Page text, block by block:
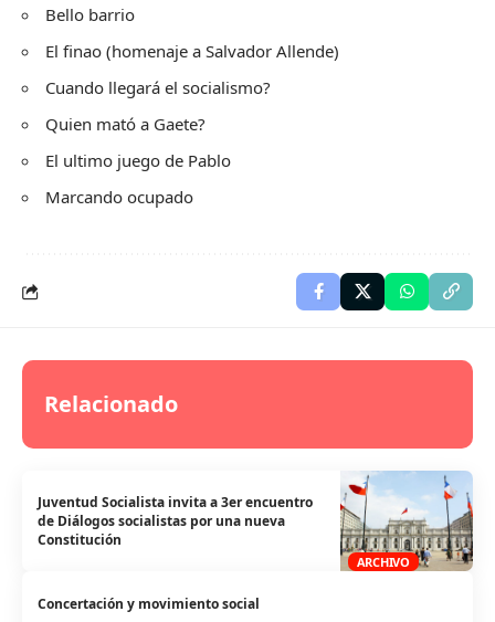
Bello barrio
El finao (homenaje a Salvador Allende)
Cuando llegará el socialismo?
Quien mató a Gaete?
El ultimo juego de Pablo
Marcando ocupado
Relacionado
ARCHIVO
Juventud Socialista invita a 3er encuentro
de Diálogos socialistas por una nueva
Constitución
Concertación y movimiento social